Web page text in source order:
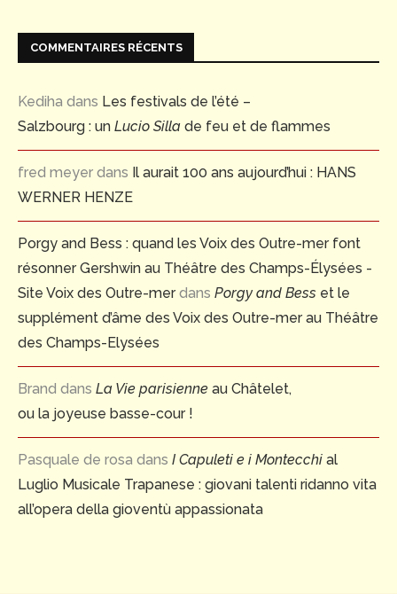
COMMENTAIRES RÉCENTS
Kediha dans Les festivals de l’été –
Salzbourg : un Lucio Silla de feu et de flammes
fred meyer dans Il aurait 100 ans aujourd’hui : HANS
WERNER HENZE
Porgy and Bess : quand les Voix des Outre-mer font
résonner Gershwin au Théâtre des Champs-Élysées -
Site Voix des Outre-merdans Porgy and Bess et le
supplément d’âme des Voix des Outre-mer au Théâtre
des Champs-Elysées
Brand dans La Vie parisienne au Châtelet,
ou la joyeuse basse-cour !
Pasquale de rosa dans I Capuleti e i Montecchi al
Luglio Musicale Trapanese : giovani talenti ridanno vita
all’opera della gioventù appassionata